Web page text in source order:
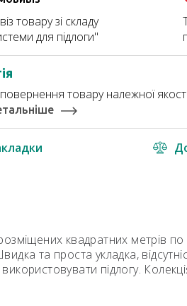
товару зі складу
для підлоги"
товару належної
квадратних метрів по
та проста укладка,
підлогу.